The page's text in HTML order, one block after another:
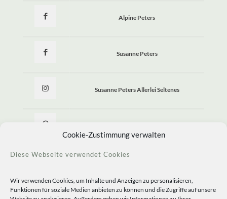
Cookie-Zustimmung verwalten
Diese Webseite verwendet Cookies
Wir verwenden Cookies, um Inhalte und Anzeigen zu personalisieren,
Funktionen für soziale Medien anbieten zu können und die Zugriffe auf unsere
Alpine Peters
Susanne Peters
Susanne Peters Allerlei Seltenes